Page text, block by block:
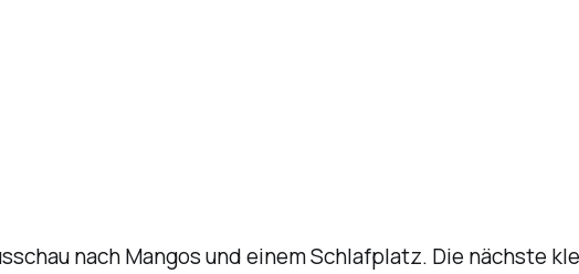
nach Mangos und einem Schlafplatz. Die nächste